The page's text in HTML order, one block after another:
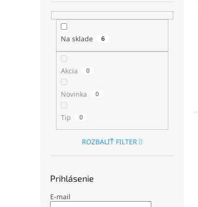
Na sklade 6
Akcia 0
Novinka 0
Tip 0
ROZBALIŤ FILTER
Prihlásenie
E-mail